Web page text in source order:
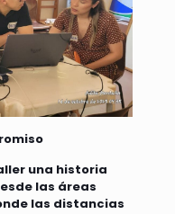
una historia
las áreas
las distancias